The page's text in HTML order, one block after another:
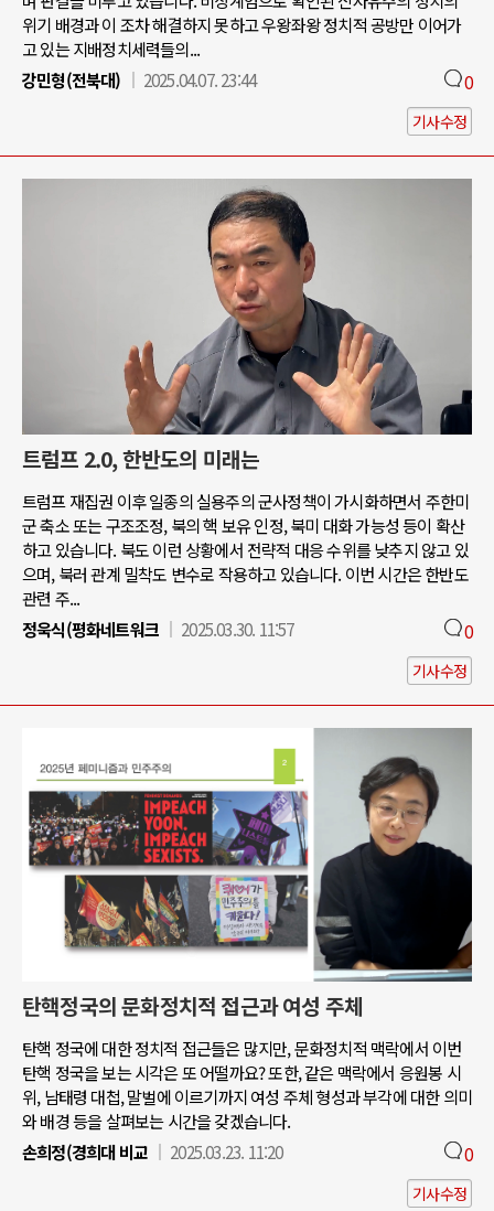
위기 배경과 이 조차 해결하지 못하고 우왕좌왕 정치적 공방만 이어가
고 있는 지배정치세력들의...
강민형(전북대)
2025.04.07. 23:44 0
기사수정
트럼프 2.0, 한반도의 미래는
트럼프 재집권 이후 일종의 실용주의 군사정책이 가시화하면서 주한미
군 축소 또는 구조조정, 북의 핵 보유 인정, 북미 대화 가능성 등이 확산
하고 있습니다. 북도 이런 상황에서 전략적 대응 수위를 낮추지 않고 있
으며, 북러 관계 밀착도 변수로 작용하고 있습니다. 이번 시간은 한반도
관련 주...
정욱식(평화네트워크
2025.03.30. 11:57 0
기사수정
탄핵정국의 문화정치적 접근과 여성 주체
탄핵 정국에 대한 정치적 접근들은 많지만, 문화정치적 맥락에서 이번
탄핵 정국을 보는 시각은 또 어떨까요? 또한, 같은 맥락에서 응원봉 시
위, 남태령 대첩, 말벌에 이르기까지 여성 주체 형성과 부각에 대한 의미
와 배경 등을 살펴보는 시간을 갖겠습니다.
손희정(경희대 비교
2025.03.23. 11:20 0
기사수정